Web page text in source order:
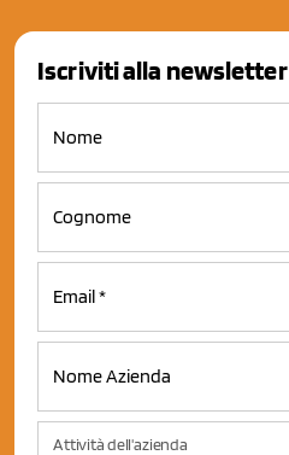
Iscriviti alla newsletter
Attività dell'azienda